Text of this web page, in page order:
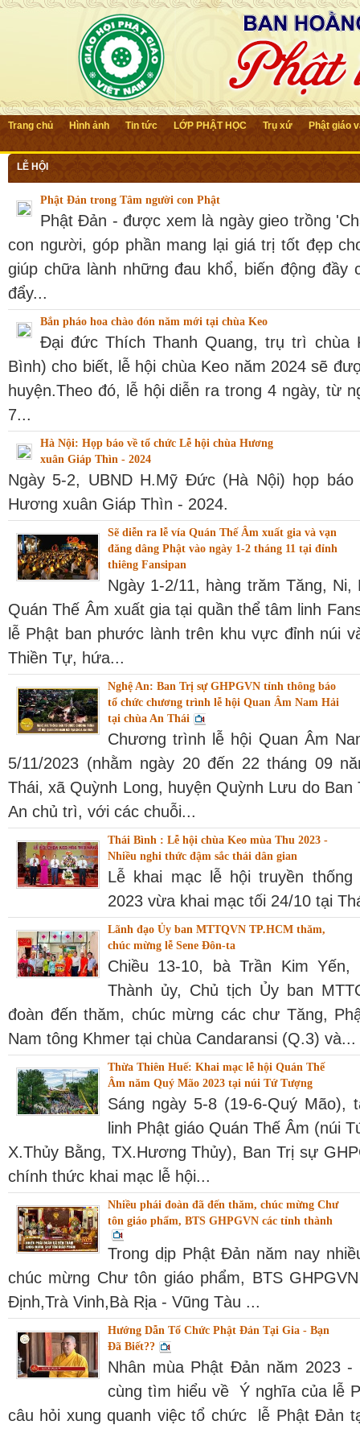
Trang chủ Hình ảnh Tin tức LỚP PHẬT HỌC Trụ xứ Phật giáo
LỄ HỘI
Phật Đản trong Tâm người con Phật
Phật Đản - được xem là ngày gieo trồng
con người, góp phần mang lại giá trị tốt đẹp
giúp chữa lành những đau khổ, biến động đầy
đẩy...
Bắn pháo hoa chào đón năm mới tại chùa Keo
Đại đức Thích Thanh Quang, trụ trì chùa
Bình) cho biết, lễ hội chùa Keo năm 2024 sẽ
huyện.Theo đó, lễ hội diễn ra trong 4 ngày, từ
7...
Hà Nội: Họp báo về tổ chức Lễ hội chùa Hương
xuân Giáp Thìn - 2024
Ngày 5-2, UBND H.Mỹ Đức (Hà Nội) họp
Hương xuân Giáp Thìn - 2024.
Sẽ diễn ra lễ vía Quán Thế Âm xuất gia và vạn
đăng dâng Phật vào ngày 1-2 tháng 11 tại đỉnh
thiêng Fansipan
Ngày 1-2/11, hàng trăm Tăng,
Quán Thế Âm xuất gia tại quần thể tâm linh
lễ Phật ban phước lành trên khu vực đỉnh núi
Thiền Tự, hứa...
Nghệ An: Ban Trị sự GHPGVN tỉnh thông báo
tổ chức chương trình lễ hội Quan Âm Nam Hải
tại chùa An Thái
Chương trình lễ hội Quan Âm
5/11/2023 (nhằm ngày 20 đến 22 tháng 09
Thái, xã Quỳnh Long, huyện Quỳnh Lưu do Ban
An chủ trì, với các chuỗi...
Thái Bình : Lễ hội chùa Keo mùa Thu 2023 -
Nhiều nghi thức đậm sắc thái dân gian
Lễ khai mạc lễ hội truyền
2023 vừa khai mạc tối 24/10 tại
Lãnh đạo Ủy ban MTTQVN TP.HCM thăm,
chúc mừng lễ Sene Đôn-ta
Chiều 13-10, bà Trần Kim
Thành ủy, Chủ tịch Ủy ban
đoàn đến thăm, chúc mừng các chư Tăng,
Nam tông Khmer tại chùa Candaransi (Q.3) và...
Thừa Thiên Huế: Khai mạc lễ hội Quán Thế
Âm năm Quý Mão 2023 tại núi Tứ Tượng
Sáng ngày 5-8 (19-6-Quý Mão),
linh Phật giáo Quán Thế Âm (núi
X.Thủy Bằng, TX.Hương Thủy), Ban Trị sự
chính thức khai mạc lễ hội...
Nhiều phái đoàn đã đến thăm, chúc mừng Chư
tôn giáo phẩm, BTS GHPGVN các tỉnh thành
Trong dịp Phật Đản năm nay
chúc mừng Chư tôn giáo phẩm, BTS
Định,Trà Vinh,Bà Rịa - Vũng Tàu ...
Hướng Dẫn Tổ Chức Phật Đản Tại Gia - Bạn
Đã Biết??
Nhân mùa Phật Đản năm 2023
cùng tìm hiểu về Ý nghĩa của lễ
câu hỏi xung quanh việc tổ chức lễ Phật Đản